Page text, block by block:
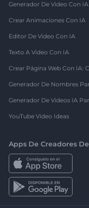
Generador De Video Con IA
Crear Animaciones Con IA
Editor De Video Con IA
Texto A Video Con IA
Crear Página Web Con IA:
Generador De Nombres
Generador De Videos IA
YouTube Video Ideas
Apps De Creadores